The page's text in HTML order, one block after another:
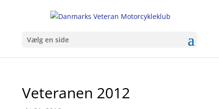
Vælg en side
Veteranen 2012